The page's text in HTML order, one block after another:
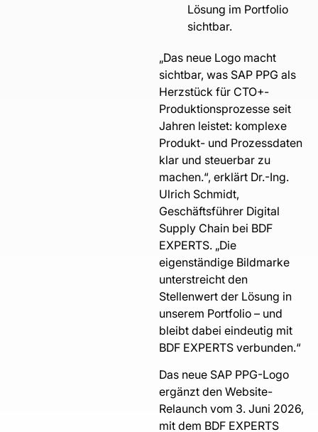
Lösung im Portfolio
sichtbar.
„Das neue Logo macht
sichtbar, was SAP PPG als
Herzstück für CTO+-
Produktionsprozesse seit
Jahren leistet: komplexe
Produkt- und Prozessdaten
klar und steuerbar zu
machen.“, erklärt Dr.-Ing.
Ulrich Schmidt,
Geschäftsführer Digital
Supply Chain bei BDF
EXPERTS. „Die
eigenständige Bildmarke
unterstreicht den
Stellenwert der Lösung in
unserem Portfolio – und
bleibt dabei eindeutig mit
BDF EXPERTS verbunden.“
Das neue SAP PPG-Logo
ergänzt den Website-
Relaunch vom 3. Juni 2026,
mit dem BDF EXPERTS